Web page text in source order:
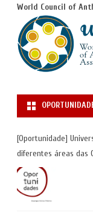
World Council of
[Oportunidade]
diferentes áreas das